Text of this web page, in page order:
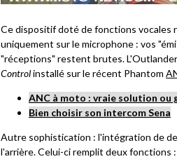
Ce dispositif doté de fonctions vocales
uniquement sur le microphone : vos
"réceptions" restent brutes.
Controlinstallé sur le récent Phantom
ANC à moto : vraie solution ou
Bien choisir son intercom Sena
Autre sophistication : l'intégration de
l'arrière. Celui-ci remplit deux fonctions